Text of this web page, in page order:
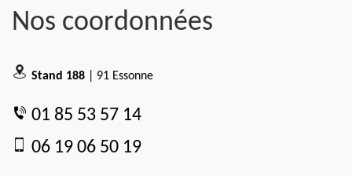
Nos coordonnées
Stand 188 | 91 Essonne
01 85 53 57 14
06 19 06 50 19